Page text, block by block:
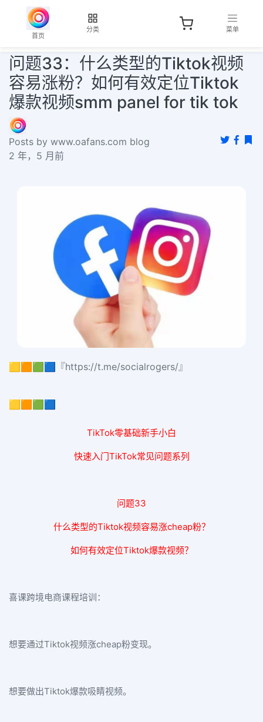
首页
分类 菜单
问题33：什么类型的Tiktok视频
容易涨粉？如何有效定位Tiktok
爆款视频smm panel for tik tok
Posts by www.oafans.com blog
2 年，5 月前
🟨🟧🟩🟦『https://t.me/socialrogers/』
🟨🟧🟩🟦
TikTok零基础新手小白
快速入门TikTok常见问题系列
问题33
什么类型的Tiktok视频容易涨cheap粉？
如何有效定位Tiktok爆款视频？
喜课跨境电商课程培训：
想要通过Tiktok视频涨cheap粉变现。
想要做出Tiktok爆款吸睛视频。